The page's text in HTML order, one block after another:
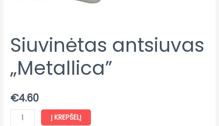
Siuvinėtas antsiuvas
„Metallica”
€4.60
Į KREPŠELĮ